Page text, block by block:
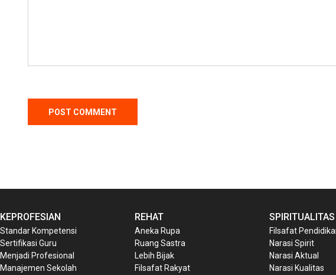
KEPROFESIAN
Standar Kompetensi
Sertifikasi Guru
Menjadi Profesional
Manajemen Sekolah
REHAT
Aneka Rupa
Ruang Sastra
Lebih Bijak
Filsafat Rakyat
SPIRITUALITAS
Filsafat
Narasi Spirit
Narasi Aktual
Narasi Kualitas